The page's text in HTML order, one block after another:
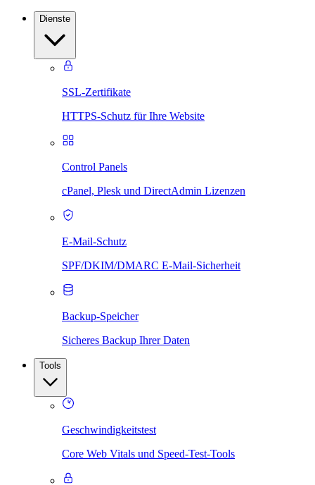
Dienste
SSL-Zertifikate
HTTPS-Schutz für Ihre Website
Control Panels
cPanel, Plesk und DirectAdmin Lizenzen
E-Mail-Schutz
SPF/DKIM/DMARC E-Mail-Sicherheit
Backup-Speicher
Sicheres Backup Ihrer Daten
Tools
Geschwindigkeitstest
Core Web Vitals und Speed-Test-Tools